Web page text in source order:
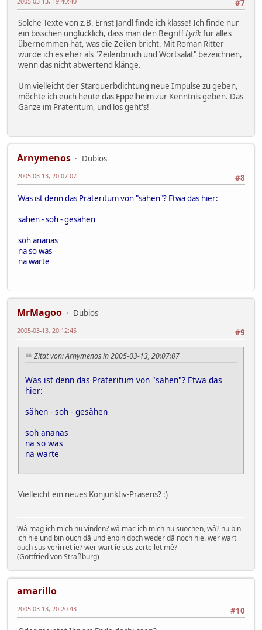
#7
Solche Texte von z.B. Ernst Jandl finde ich klasse! Ich finde nur
ein bisschen unglücklich, dass man den BegriffLyrikfür alles
übernommen hat, was die Zeilen bricht. Mit Roman Ritter
würde ich es eher als "Zeilenbruch und Wortsalat" bezeichnen,
wenn das nicht abwertend klänge.
Um vielleicht der Starquerbdichtung neue Impulse zu geben,
möchte ich euch heute das Eppelheimzur Kenntnis geben. Das
Ganze im Präteritum, und los geht's!
Arnymenos
Dubios
#8
2005-03-13, 20:07:07
Was ist denn das Präteritum von "sähen"? Etwa das hier:
sähen - soh - gesähen
soh ananas
na so was
na warte
MrMagoo
Dubios
#9
2005-03-13, 20:12:45
Zitat von: Arnymenos in 2005-03-13, 20:07:07
Was ist denn das Präteritum von "sähen"? Etwa das
hier:
sähen - soh - gesähen
soh ananas
na so was
na warte
Vielleicht ein neues Konjunktiv-Präsens? :)
Wâ mag ich mich nu vinden? wâ mac ich mich nu suochen, wâ? nu bin
ich hie und bin ouch dâ und enbin doch weder dâ noch hie. wer wart
ouch sus verirret ie? wer wart ie sus zerteilet mê?
(Gottfried von Straßburg)
amarillo
#10
2005-03-13, 20:20:43